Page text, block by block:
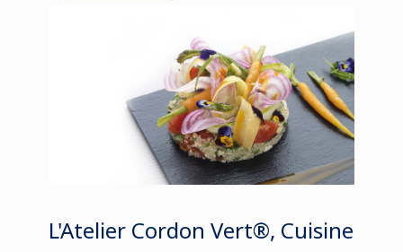
L'Atelier Cordon Vert®, Cuisine